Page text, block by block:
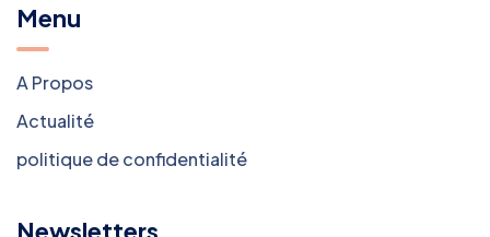
Menu
A Propos
Actualité
politique de confidentialité
Newsletters